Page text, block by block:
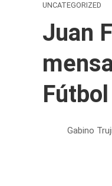
UNCATEGORIZED
Juan
Gabino